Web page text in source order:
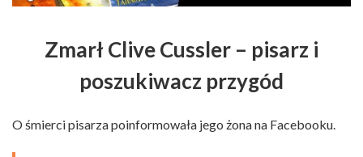
Zmarł Clive Cussler – pisarz i
poszukiwacz przygód
O śmierci pisarza poinformowała jego żona na Facebooku.